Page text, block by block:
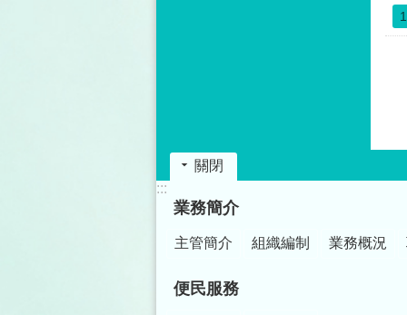
關閉
:::
業務簡介
主管簡介 組織編制 業務概況
便民服務